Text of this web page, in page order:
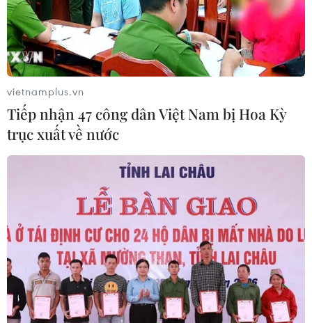
TIN CÙNG CHUYÊN MỤC
Chủ tịch Liên đoàn Bóng đá thế giới
chịu sức ép chưa từng có
06/08/2026 04:12
Futsal Việt Nam bất bại sau trận hòa
khó tin trước chủ nhà Thái Lan
06/08/2026 02:38
Toàn cảnh ASEAN Cup: Thái
Lan "thắng như chẻ tre", thách thức
tuyển Việt Nam
05/08/2026 07:15
vietnamplus.vn
Tiếp nhận 47 công dân Việt Nam bị Hoa Kỳ
trục xuất về nước